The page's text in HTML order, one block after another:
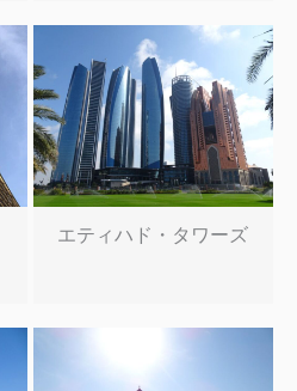
エティハド・タワーズ